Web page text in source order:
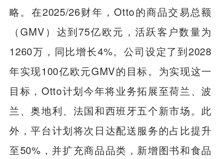
略。在2025/26财年，Otto的商品交易总额
（GMV）达到75亿欧元，活跃客户数量为
1260万，同比增长4%。公司设定了到2028
年实现100亿欧元GMV的目标。为实现这一
目标，Otto计划今年将业务拓展至荷兰、波
兰、奥地利、法国和西班牙五个新市场。此
外，平台计划将次日达配送服务的占比提升
至50%，并扩充商品品类，新增图书和食品